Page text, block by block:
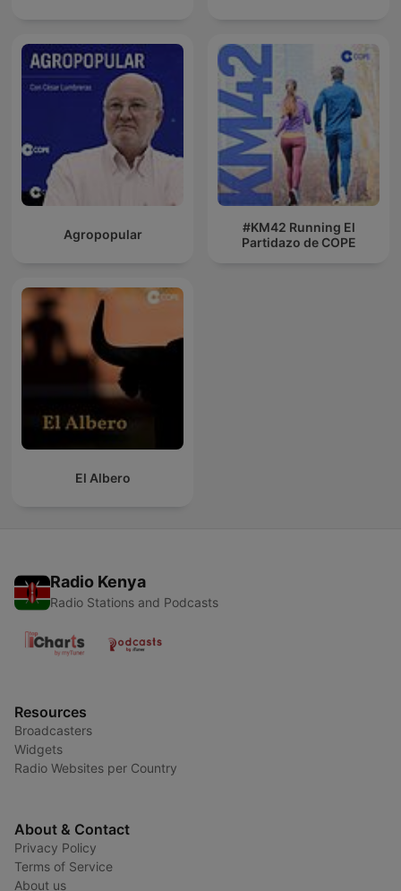
Agropopular
#KM42 Running El
Partidazo de COPE
El Albero
Radio Kenya
Radio Stations and Podcasts
Resources
Broadcasters
Widgets
Radio Websites per Country
About & Contact
Privacy Policy
Terms of Service
About us